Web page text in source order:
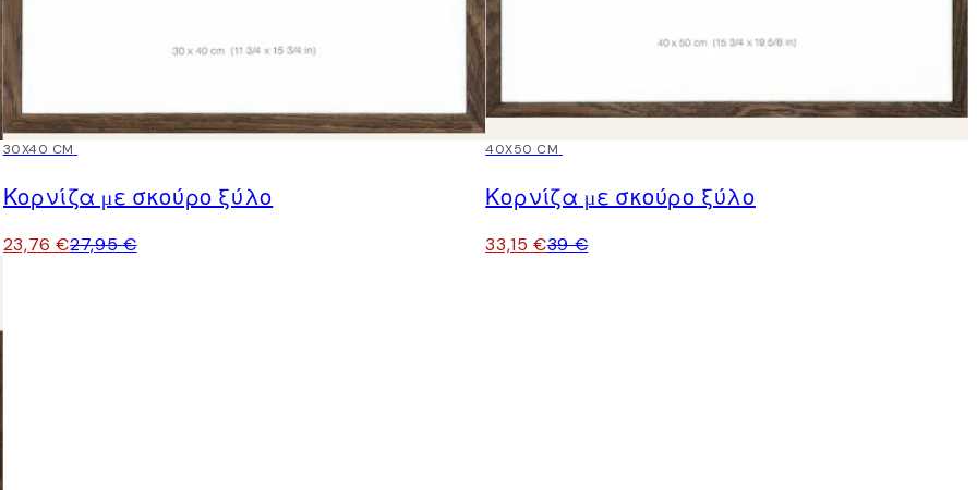
15%*
30X40 CM
Κορνίζα με σκούρο ξύλο
23,76 €27,95 €
15%*
40X50 CM
Κορνίζα με σκούρο ξύλο
33,15 €39 €